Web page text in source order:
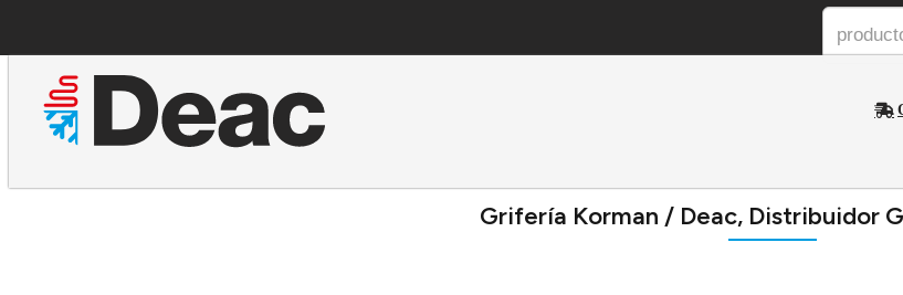
Grifería Korman / Deac, Distribuidor